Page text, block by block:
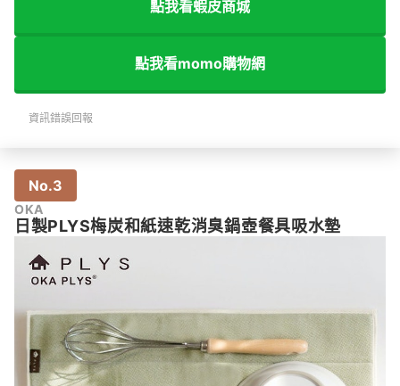
點我看蝦皮商城
點我看momo購物網
資訊錯誤回報
No.3
OKA
日製PLYS梅炭和紙速乾消臭鍋壺餐具吸水墊